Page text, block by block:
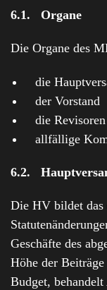
6.1. Organe
Die Organe des
die
der Vorstand
die Revisoren
allfällige
6.2.
Die HV bildet das
Geschäfte des
Höhe der
Budget,